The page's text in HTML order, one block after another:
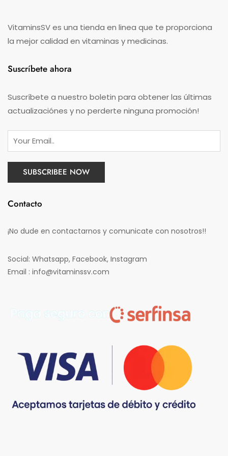
VitaminsSV es una tienda en linea que te proporciona
la mejor calidad en vitaminas y medicinas.
Suscríbete ahora
Suscríbete a nuestro boletin para obtener las últimas
actualizaciónes y no perderte ninguna promoción!
Contacto
¡No dude en contactarnos y comunicate con nosotros!!
Social: Whatsapp, Facebook, Instagram
Email : info@vitaminssv.com